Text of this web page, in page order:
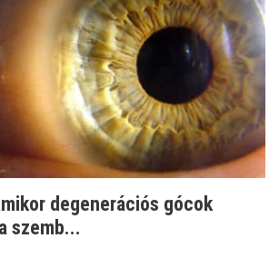
degenerációs gócok
szemb...